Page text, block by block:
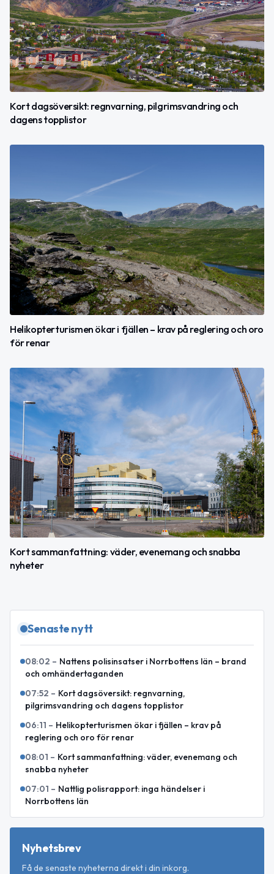
Kort dagsöversikt: regnvarning, pilgrimsvandring och
dagens topplistor
Helikopterturismen ökar i fjällen – krav på reglering och oro
för renar
Kort sammanfattning: väder, evenemang och snabba
nyheter
Senaste nytt
08:02 – Nattens polisinsatser i Norrbottens län – brand
och omhändertaganden
07:52 – Kort dagsöversikt: regnvarning,
pilgrimsvandring och dagens topplistor
06:11 – Helikopterturismen ökar i fjällen – krav på
reglering och oro för renar
08:01 – Kort sammanfattning: väder, evenemang och
snabba nyheter
07:01 – Nattlig polisrapport: inga händelser i
Norrbottens län
Nyhetsbrev
Få de senaste nyheterna direkt i din inkorg.